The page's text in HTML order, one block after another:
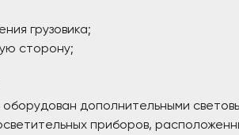
грузовика;
сторону;
дополнительными
приборов,